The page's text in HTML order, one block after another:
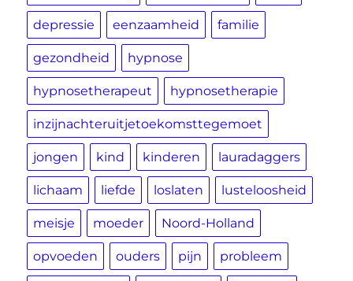
depressie eenzaamheid familie
gezondheid hypnose
hypnosetherapeut hypnosetherapie
inzijnachteruitjetoekomsttegemoet
jongen kind kinderen lauradaggers
lichaam liefde loslaten lusteloosheid
meisje moeder Noord-Holland
opvoeden ouders pijn probleem